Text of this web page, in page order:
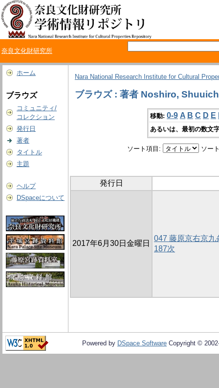
奈良文化財研究所
ホーム
ブラウズ
コミュニティ/
コレクション
発行日
著者
タイトル
主題
ヘルプ
DSpaceについて
Nara National Research Institute for Cultural
ブラウズ : 著者 Noshiro,
移動: 0-9 A B C D E
あるいは、最初の数文
ソート項目: ソー
発行日
2017年6月30日金曜日
047 藤原京右京九
187次
Powered by DSpace Software Copyright ©